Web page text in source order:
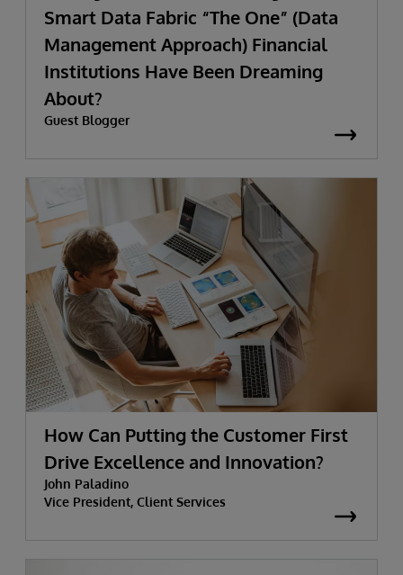
Smart Data Fabric “The One” (Data
Management Approach) Financial
Institutions Have Been Dreaming
About?
Guest Blogger
How Can Putting the Customer First
Drive Excellence and Innovation?
John Paladino
Vice President, Client Services